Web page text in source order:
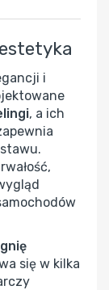
i
, a ich
się w kilka